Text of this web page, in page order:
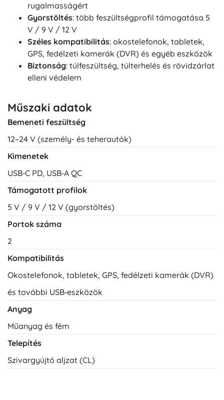
rugalmasságért
Gyorstöltés: több feszültségprofil támogatása 5
V / 9 V / 12 V
Széles kompatibilitás: okostelefonok, tabletek,
GPS, fedélzeti kamerák (DVR) és egyéb eszközök
Biztonság: túlfeszültség, túlterhelés és rövidzárlat
elleni védelem
Műszaki adatok
Bemeneti feszültség
12–24 V (személy- és teherautók)
Kimenetek
USB‑C PD, USB‑A QC
Támogatott profilok
5 V / 9 V / 12 V (gyorstöltés)
Portok száma
2
Kompatibilitás
Okostelefonok, tabletek, GPS, fedélzeti kamerák (DVR)
és további USB‑eszközök
Anyag
Műanyag és fém
Telepítés
Szivargyújtó aljzat (CL)